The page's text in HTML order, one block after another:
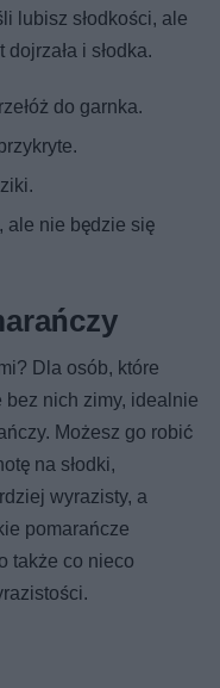
lubisz słodkości, ale
i słodka.
do garnka.
ale nie będzie się
Dla osób, które
bez nich zimy, idealnie
Możesz go robić
na słodki,
wyrazisty, a
pomarańcze
także co nieco